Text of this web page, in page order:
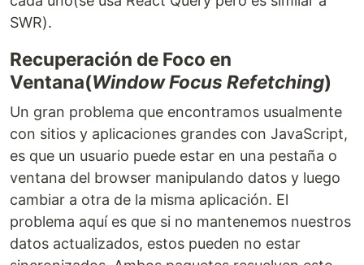
SWR).
Recuperación de Foco en
Ventana(Window Focus Refetching)
Un gran problema que encontramos usualmente
con sitios y aplicaciones grandes con JavaScript,
es que un usuario puede estar en una pestaña o
ventana del browser manipulando datos y luego
cambiar a otra de la misma aplicación. El
problema aquí es que si no mantenemos nuestros
datos actualizados, estos pueden no estar